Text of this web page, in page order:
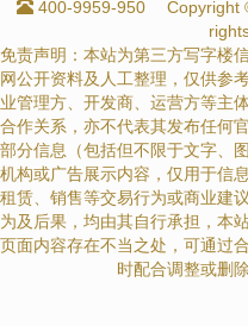
400-9959-950
Copyright
免责声明：本站为第三方写字楼
网公开资料及人工整理，仅供参
业管理方、开发商、运营方等主
合作关系，亦不代表其发布任何
部分信息（包括但不限于文字、
机构或广告展示内容，仅用于信
租赁、销售等交易行为或商业建
为及后果，均由其自行承担，本
页面内容存在不当之处，可通过
时配合调整或删